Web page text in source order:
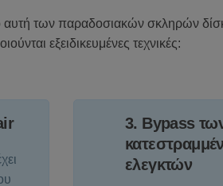
των παραδοσιακών σκληρών
εξειδικευμένες τεχνικές:
3. Bypass
ελεγκτών